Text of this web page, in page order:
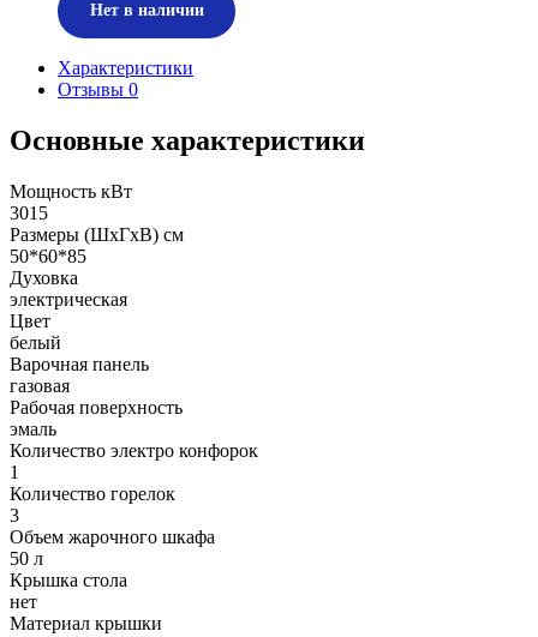
Нет в наличии
Характеристики
Отзывы 0
Основные характеристики
Мощность кВт
3015
Размеры (ШхГхВ) см
50*60*85
Духовка
электрическая
Цвет
белый
Варочная панель
газовая
Рабочая поверхность
эмаль
Количество электро конфорок
1
Количество горелок
3
Объем жарочного шкафа
50 л
Крышка стола
нет
Материал крышки